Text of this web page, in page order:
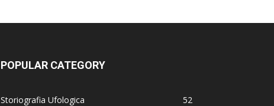
POPULAR CATEGORY
Storiografia Ufologica
52